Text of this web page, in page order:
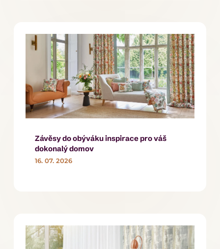
Závěsy do obýváku inspirace pro váš
dokonalý domov
16. 07. 2026